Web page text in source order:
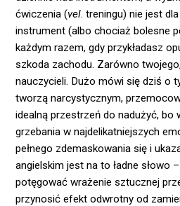
ćwiczenia (vel. treningu) nie jest
instrument (albo chociaż bolesne
każdym razem, gdy przykładasz
szkoda zachodu. Zarówno
nauczycieli. Dużo mówi się dziś o
tworzą narcystycznym,
idealną przestrzeń do nadużyć, bo
grzebania w najdelikatniejszych
pełnego zdemaskowania się i
angielskim jest na to ładne słowo –
potęgować wrażenie sztucznej
przynosić efekt odwrotny od